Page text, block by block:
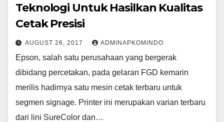
Teknologi Untuk Hasilkan Kualitas
Cetak Presisi
AUGUST 26, 2017 ADMINAPKOMINDO
Epson, salah satu perusahaan yang bergerak
dibidang percetakan, pada gelaran FGD kemarin
merilis hadirnya satu mesin cetak terbaru untuk
segmen signage. Printer ini merupakan varian terbaru
dari lini SureColor dan…